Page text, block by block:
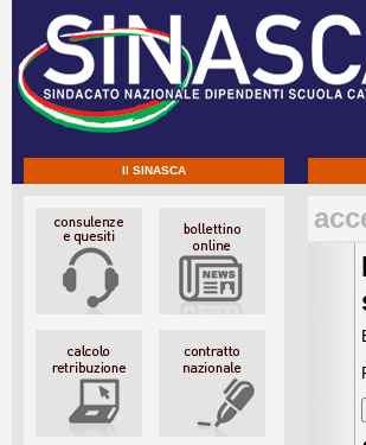
Il SINASCA